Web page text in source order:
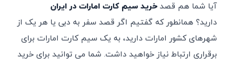
آیا شما هم قصدخرید سیم کارت امارات در ایران
دارید؟ همانطور که گفتیم اگر قصد سفر به دبی یا هر یک از
شهرهای کشور امارات دارید، به یک سیم کارت امارات برای
برقراری ارتباط نیاز خواهید داشت. شما می توانید برای خرید